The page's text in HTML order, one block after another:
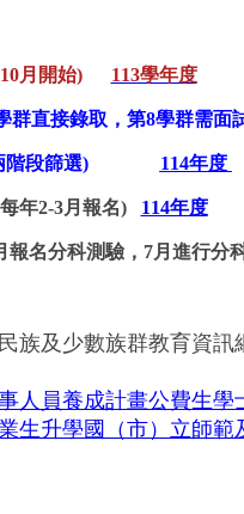
10月開始) 113學年度
群直接錄取，第8學群需面
為兩階段篩選) 114年度
年2-3月報名) 114年度
報名分科測驗，7月進行分
族及少數族群教育資
人員養成計畫公費生學
生升學國（市）立師範